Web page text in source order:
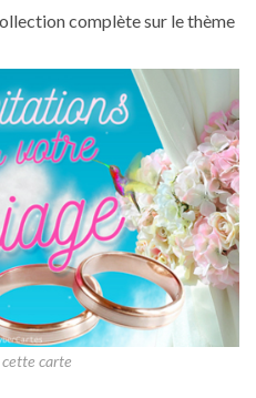
complète sur le thème
cette carte